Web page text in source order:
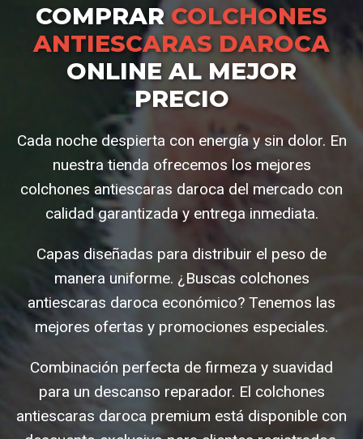
COMPRAR COLCHONES
ANTIESCARAS DAROCA
ONLINE AL MEJOR
PRECIO
Cada noche despierta con energía y sin dolor. En
nuestra tienda ofrecemos los mejores
colchones antiescaras daroca del mercado con
calidad garantizada y entrega inmediata.
Capas diseñadas para distribuir el peso de
manera uniforme. ¿Buscas colchones
antiescaras daroca económico? Tenemos las
mejores ofertas y promociones especiales.
Combinación perfecta de firmeza y suavidad
para un descanso reparador. El colchones
antiescaras daroca premium está disponible con